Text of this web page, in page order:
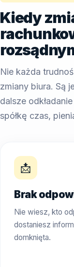
Kiedy
Nie każda
zmiany biura. Są
dalsze
spółkę czas,
📩
Brak
Nie wiesz, kto
dostaniesz
domknięta.